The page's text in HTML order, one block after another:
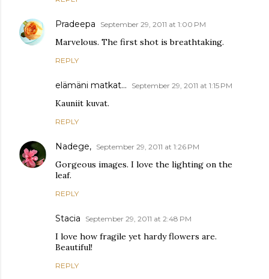
Pradeepa September 29, 2011 at 1:00 PM
Marvelous. The first shot is breathtaking.
REPLY
elämäni matkat... September 29, 2011 at 1:15 PM
Kauniit kuvat.
REPLY
Nadege, September 29, 2011 at 1:26 PM
Gorgeous images. I love the lighting on the
leaf.
REPLY
Stacia September 29, 2011 at 2:48 PM
I love how fragile yet hardy flowers are.
Beautiful!
REPLY